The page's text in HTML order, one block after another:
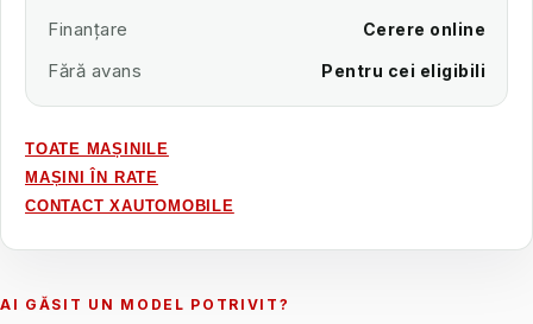
Finanțare Cerere online
Fără avans Pentru cei eligibili
TOATE MAȘINILE
MAȘINI ÎN RATE
CONTACT XAUTOMOBILE
AI GĂSIT UN MODEL POTRIVIT?